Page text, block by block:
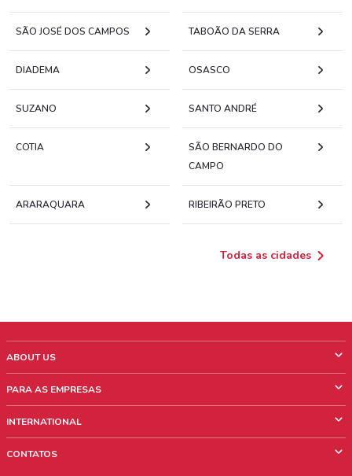
SÃO JOSÉ DOS CAMPOS TABOÃO DA SERRA
DIADEMA OSASCO
SUZANO SANTO ANDRÉ
COTIA
SÃO BERNARDO DO
CAMPO
ARARAQUARA RIBEIRÃO PRETO
Todas as cidades
ABOUT US
Quem Somos
Trabalhe conosco
PARA AS EMPRESAS
Informações comerciais
INTERNATIONAL
CONTATOS